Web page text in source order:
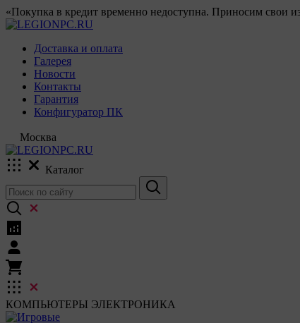
«Покупка в кредит временно недоступна. Приносим свои
Доставка и оплата
Галерея
Новости
Контакты
Гарантия
Конфигуратор ПК
Москва
Каталог
КОМПЬЮТЕРЫ ЭЛЕКТРОНИКА